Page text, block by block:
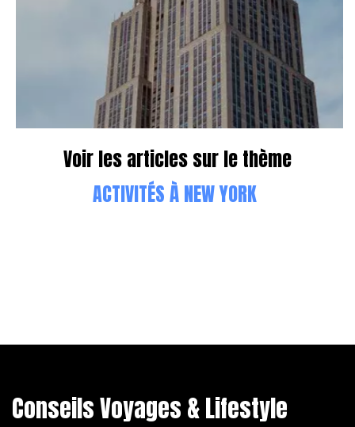
Voir les articles sur le thème
ACTIVITÉS À NEW YORK
Conseils Voyages & Lifestyle